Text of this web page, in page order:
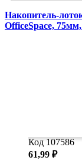
Накопитель-
OfficeSpace,
Код 107586
61,99 ₽